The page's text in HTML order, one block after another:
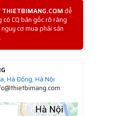
THIETBIMANG.COMđể
CQ bản gốc rõ ràng
cơ mua phải sản
Hà Đông, Hà Nội